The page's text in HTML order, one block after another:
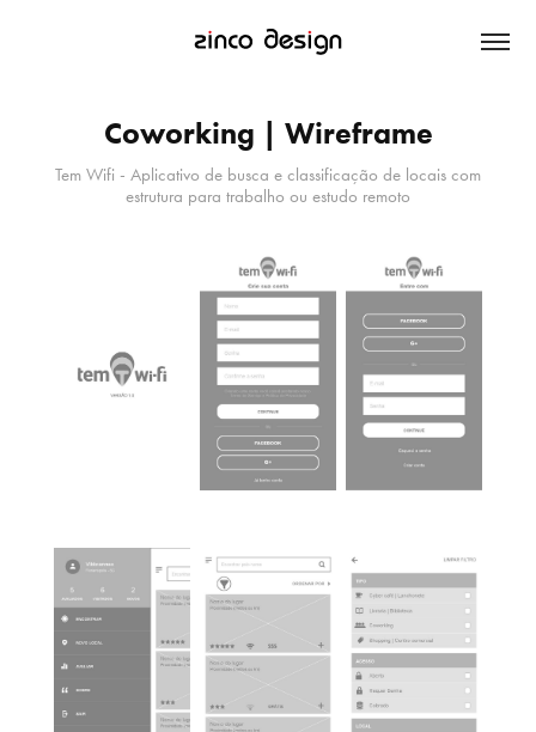
Coworking | Wireframe
Tem Wifi - Aplicativo de busca e classificação de locais com
estrutura para trabalho ou estudo remoto